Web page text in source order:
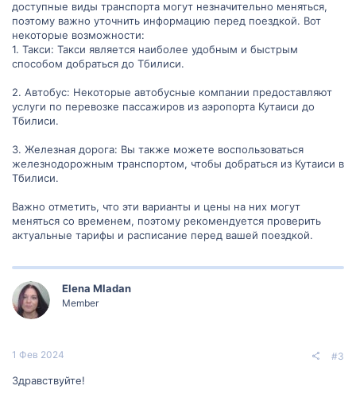
доступные виды транспорта могут незначительно меняться,
поэтому важно уточнить информацию перед поездкой. Вот
некоторые возможности:
1. Такси: Такси является наиболее удобным и быстрым
способом добраться до Тбилиси.
2. Автобус: Некоторые автобусные компании предоставляют
услуги по перевозке пассажиров из аэропорта Кутаиси до
Тбилиси.
3. Железная дорога: Вы также можете воспользоваться
железнодорожным транспортом, чтобы добраться из Кутаиси в
Тбилиси.
Важно отметить, что эти варианты и цены на них могут
меняться со временем, поэтому рекомендуется проверить
актуальные тарифы и расписание перед вашей поездкой.
Elena Mladan
Member
1 Фев 2024 #3
Здравствуйте!